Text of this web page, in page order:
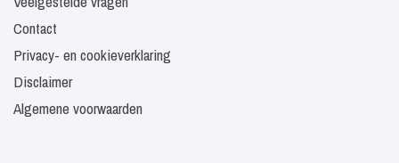
Contact
Privacy- en cookieverklaring
Disclaimer
Algemene voorwaarden